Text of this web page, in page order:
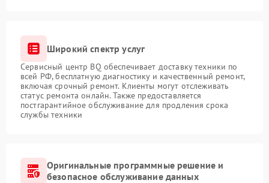
Широкий спектр услуг
Сервисный центр BQ обеспечивает доставку техники по
всей РФ, бесплатную диагностику и качественный ремонт,
включая срочный ремонт. Клиенты могут отслеживать
статус ремонта онлайн. Также предоставляется
постгарантийное обслуживание для продления срока
службы техники
Оригинальные программные решение и
безопасное обслуживание данных